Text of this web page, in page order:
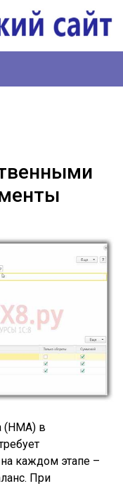
(НМА) в
каждом этапе –
При